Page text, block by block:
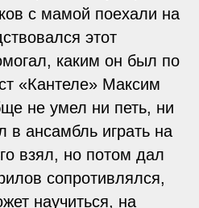
с мамой поехали на
этот
каким он был по
«Кантеле» Максим
не умел ни петь, ни
в ансамбль играть на
взял, но потом дал
сопротивлялся,
научиться, на